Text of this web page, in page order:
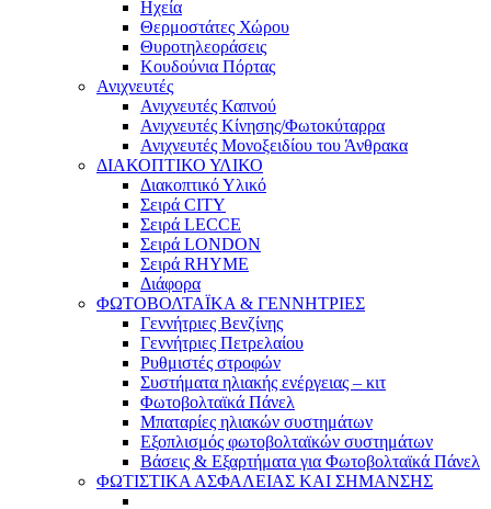
Ηχεία
Θερμοστάτες Χώρου
Θυροτηλεοράσεις
Κουδούνια Πόρτας
Ανιχνευτές
Ανιχνευτές Καπνού
Ανιχνευτές Κίνησης/Φωτοκύταρρα
Ανιχνευτές Μονοξειδίου του Άνθρακα
ΔΙΑΚΟΠΤΙΚΟ ΥΛΙΚΟ
Διακοπτικό Υλικό
Σειρά CITY
Σειρά LECCE
Σειρά LONDON
Σειρά RHYME
Διάφορα
ΦΩΤΟΒΟΛΤΑΪΚΑ & ΓΕΝΝΗΤΡΙΕΣ
Γεννήτριες Βενζίνης
Γεννήτριες Πετρελαίου
Ρυθμιστές στροφών
Συστήματα ηλιακής ενέργειας – κιτ
Φωτοβολταϊκά Πάνελ
Μπαταρίες ηλιακών συστημάτων
Εξοπλισμός φωτοβολταϊκών συστημάτων
Βάσεις & Εξαρτήματα για Φωτοβολταϊκά Πάνελ
ΦΩΤΙΣΤΙΚΑ ΑΣΦΑΛΕΙΑΣ ΚΑΙ ΣΗΜΑΝΣΗΣ